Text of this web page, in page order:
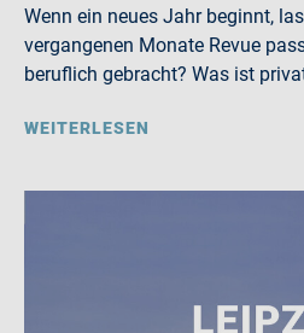
Wenn ein neues Jahr beginnt,
vergangenen Monate Revue
beruflich gebracht? Was ist
WEITERLESEN